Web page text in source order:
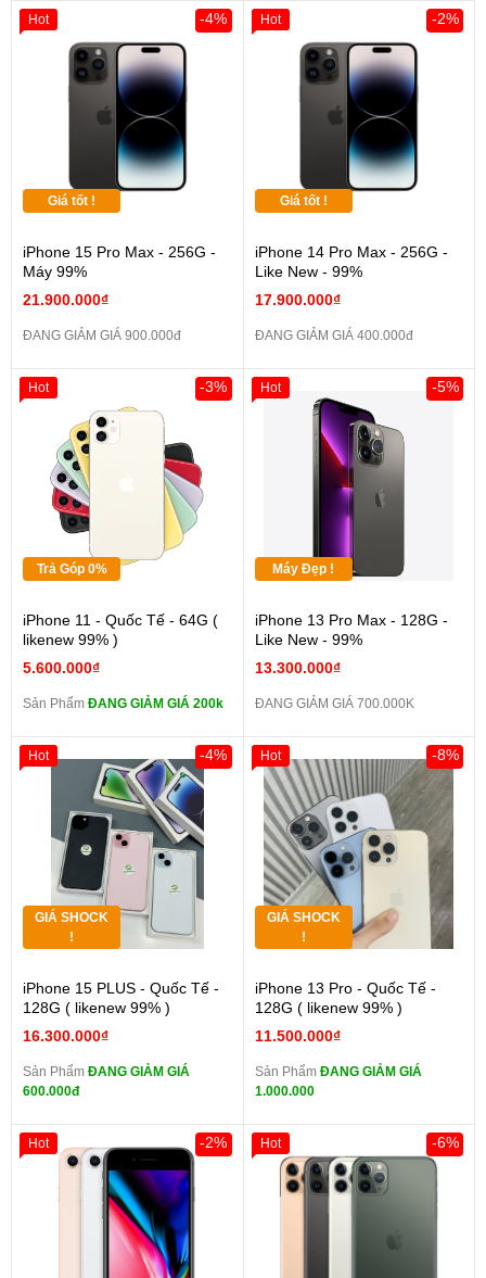
Giá tốt !
iPhone 15 Pro Max - 256G -
Máy 99%
21.900.000₫
-4%
ĐANG GIẢM GIÁ 900.000đ
Hot
Giá tốt !
iPhone 14 Pro Max - 256G -
Like New - 99%
17.900.000₫
-2%
ĐANG GIẢM GIÁ 400.000đ
Hot
Trả Góp 0%
iPhone 11 - Quốc Tế - 64G (
likenew 99% )
5.600.000₫
-3%
Sản Phẩm ĐANG GIẢM GIÁ 200k
Hot
Máy Đẹp !
iPhone 13 Pro Max - 128G -
Like New - 99%
13.300.000₫
-5%
ĐANG GIẢM GIÁ 700.000K
Hot
GIÁ SHOCK
!
iPhone 15 PLUS - Quốc Tế -
128G ( likenew 99% )
16.300.000₫
-4%
Sản Phẩm ĐANG GIẢM GIÁ
600.000đ
Hot
GIÁ SHOCK
!
iPhone 13 Pro - Quốc Tế -
128G ( likenew 99% )
11.500.000₫
-8%
Sản Phẩm ĐANG GIẢM GIÁ
1.000.000
Hot
-2%
Hot -6%
Hot